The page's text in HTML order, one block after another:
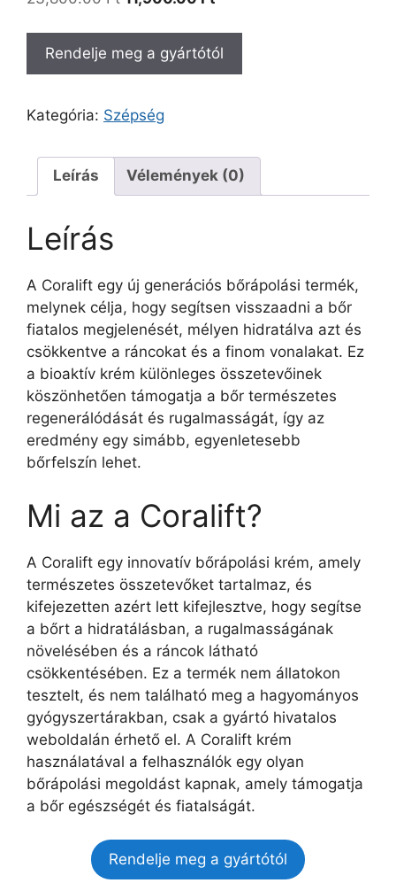
23,800.00 Ft.
is:
11,900.00 Ft.
Rendelje meg a gyártótól
Kategória: Szépség
Leírás Vélemények (0)
Leírás
A Coralift egy új generációs bőrápolási termék,
melynek célja, hogy segítsen visszaadni a bőr
fiatalos megjelenését, mélyen hidratálva azt és
csökkentve a ráncokat és a finom vonalakat. Ez
a bioaktív krém különleges összetevőinek
köszönhetően támogatja a bőr természetes
regenerálódását és rugalmasságát, így az
eredmény egy simább, egyenletesebb
bőrfelszín lehet.
Mi az a Coralift?
A Coralift egy innovatív bőrápolási krém, amely
természetes összetevőket tartalmaz, és
kifejezetten azért lett kifejlesztve, hogy segítse
a bőrt a hidratálásban, a rugalmasságának
növelésében és a ráncok látható
csökkentésében. Ez a termék nem állatokon
tesztelt, és nem található meg a hagyományos
gyógyszertárakban, csak a gyártó hivatalos
weboldalán érhető el. A Coralift krém
használatával a felhasználók egy olyan
bőrápolási megoldást kapnak, amely támogatja
a bőr egészségét és fiatalságát.
Rendelje meg a gyártótól